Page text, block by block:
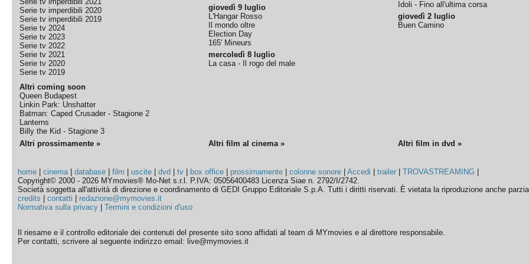
Serie tv imperdibili 2020
Serie tv imperdibili 2019
Serie tv 2024
Serie tv 2023
Serie tv 2022
Serie tv 2021
Serie tv 2020
Serie tv 2019
Altri coming soon
Queen Budapest
Linkin Park: Unshatter
Batman: Caped Crusader - Stagione 2
Lanterns
Billy the Kid - Stagione 3
giovedì 9 luglio
L'Hangar Rosso
Il mondo oltre
Election Day
165' Mineurs
mercoledì 8 luglio
La casa - Il rogo del male
Idoli - Fino all'ultima corsa
giovedì 2 luglio
Buen Camino
Altri prossimamente » Altri film al cinema » Altri film in dvd »
home |cinema|database |film |uscite |dvd |tv box office prossimamente |colonne sonore |Accedi |trailer |TROVASTREAMING
Copyright© 2000 - 2026 MYmovies® Mo-Net s.r.l. P.IVA: 05056400483 Licenza Siae n. 2792/I/2742.
Società soggetta all'attività di direzione e coordinamento di GEDI Gruppo Editoriale S.p.A. Tutti i diritti riservati. È vietata la riproduzione anche
credits |contatti
redazione@mymovies.it
Normativa sulla privacy |Termini e condizioni d'uso
Il riesame e il controllo editoriale dei contenuti del presente sito sono affidati al team di MYmovies e al direttore responsabile.
Per contatti, scrivere al seguente indirizzo email: live@mymovies.it